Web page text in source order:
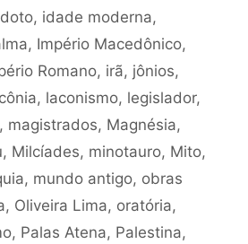
, idade moderna,
, Império Macedônico,
Romano, irã, jônios,
, laconismo, legislador,
, magistrados, Magnésia,
, Milcíades, minotauro, Mito,
, mundo antigo, obras
, Oliveira Lima, oratória,
, Palas Atena, Palestina,